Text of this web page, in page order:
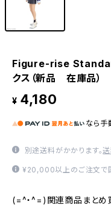
Figure-rise
クス（新品 在庫品）
¥ 4,180
なら 手
別途送料がかかります。
¥20,000以上のご注文で
(=^・^=)関連商品まとめ